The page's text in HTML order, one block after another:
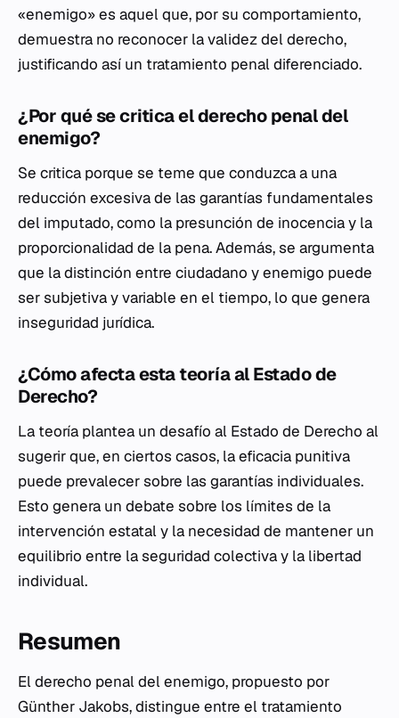
«enemigo» es aquel que, por su comportamiento,
demuestra no reconocer la validez del derecho,
justificando así un tratamiento penal diferenciado.
¿Por qué se critica el derecho penal del
enemigo?
Se critica porque se teme que conduzca a una
reducción excesiva de las garantías fundamentales
del imputado, como la presunción de inocencia y la
proporcionalidad de la pena. Además, se argumenta
que la distinción entre ciudadano y enemigo puede
ser subjetiva y variable en el tiempo, lo que genera
inseguridad jurídica.
¿Cómo afecta esta teoría al Estado de
Derecho?
La teoría plantea un desafío al Estado de Derecho al
sugerir que, en ciertos casos, la eficacia punitiva
puede prevalecer sobre las garantías individuales.
Esto genera un debate sobre los límites de la
intervención estatal y la necesidad de mantener un
equilibrio entre la seguridad colectiva y la libertad
individual.
Resumen
El derecho penal del enemigo, propuesto por
Günther Jakobs, distingue entre el tratamiento